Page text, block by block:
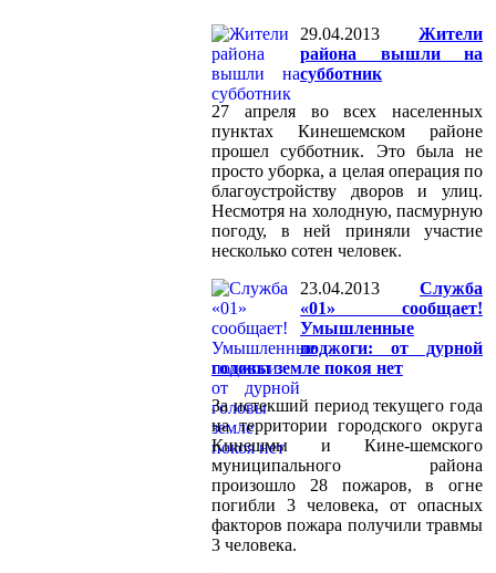
29.04.2013
Жители
района вышли на
субботник
27 апреля во всех населенных
пунктах Кинешемском районе
прошел субботник. Это была не
просто уборка, а целая операция по
благоустройству дворов и улиц.
Несмотря на холодную, пасмурную
погоду, в ней приняли участие
несколько сотен человек.
23.04.2013
Служба
«01» сообщает!
Умышленные
поджоги: от дурной
головы земле покоя нет
За истекший период текущего года
на территории городского округа
Кинешмы и Кине-шемского
муниципального района
произошло 28 пожаров, в огне
погибли 3 человека, от опасных
факторов пожара получили травмы
3 человека.